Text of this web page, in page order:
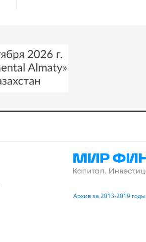
Архив за 2013-2019 годы